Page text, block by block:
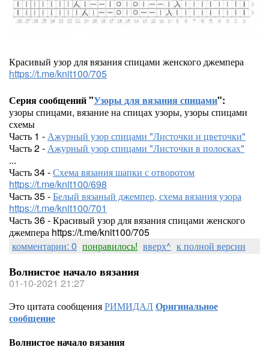
Красивый узор для вязания спицами женского джемпера
https://t.me/knit100/705
Серия сообщений "Узоры для вязания спицами":
узоры спицами, вязание на спицах узоры, узоры спицами
схемы
Часть 1 -Ажурный узор спицами "Листочки и цветочки"
Часть 2 -Ажурный узор спицами "Листочки в полосках"
...
Часть 34 -Схема вязания шапки с отворотом
https://t.me/knit100/698
Часть 35 -Белый вязаный джемпер, схема вязания узора
https://t.me/knit100/701
Часть 36 - Красивый узор для вязания спицами женского
джемпера https://t.me/knit100/705
комментарии: 0 понравилось! вверх^ к полной версии
Волнистое начало вязания
01-10-2021 21:27
Это цитата сообщенияРИМИДАЛОригинальное
сообщение
Волнистое начало вязания